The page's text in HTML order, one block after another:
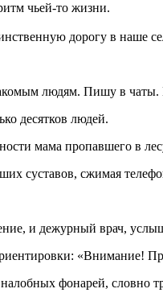
чьей-то жизни.
дорогу в наше
людям. Пишу в
десятков людей.
мама пропавшего в
суставов, сжимая
и дежурный врач,
«Внимание!
фонарей,